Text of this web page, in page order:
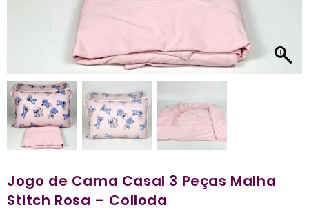
Jogo de Cama Casal 3 Peças Malha
Stitch Rosa – Colloda